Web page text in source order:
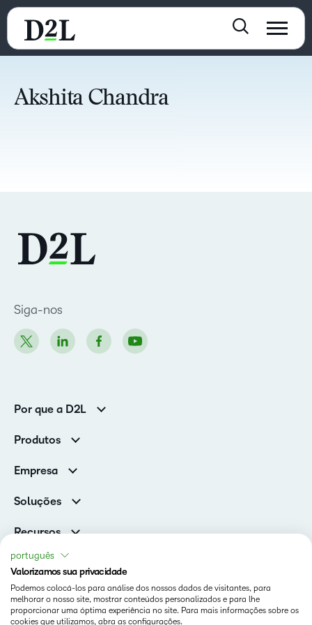
Akshita Chandra
Siga-nos
Por que a D2L
Clientes de associações
Produtos
Serviços e suporte
Nuvem Brightspace
Empresa
Contato e unidades
Notícias
Soluções
Ensino superior
D2L para Empresas
Instituições de capacitação
Serviços de saúde
Recursos
Blog
eBooks e guias
Webinars
Eventos
Status
Termos De Uso Em D2L.com
português
Valorizamos sua privacidade
Podemos colocá-los para análise dos nossos dados de visitantes, para
melhorar o nosso site, mostrar conteúdos personalizados e para lhe
proporcionar uma óptima experiência no site. Para mais informações sobre os
cookies que utilizamos, abra as configurações.